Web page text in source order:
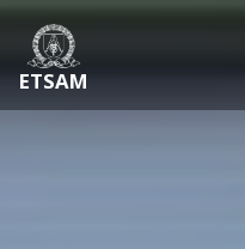
ETSAM